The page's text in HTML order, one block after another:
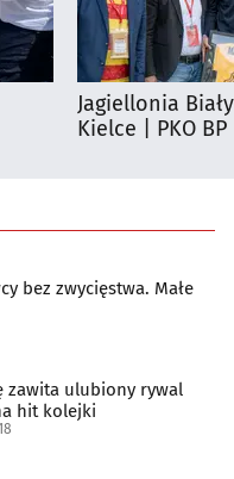
Jagiellonia
Kielce | PKO
bez zwycięstwa. Małe
zawita ulubiony rywal
hit kolejki